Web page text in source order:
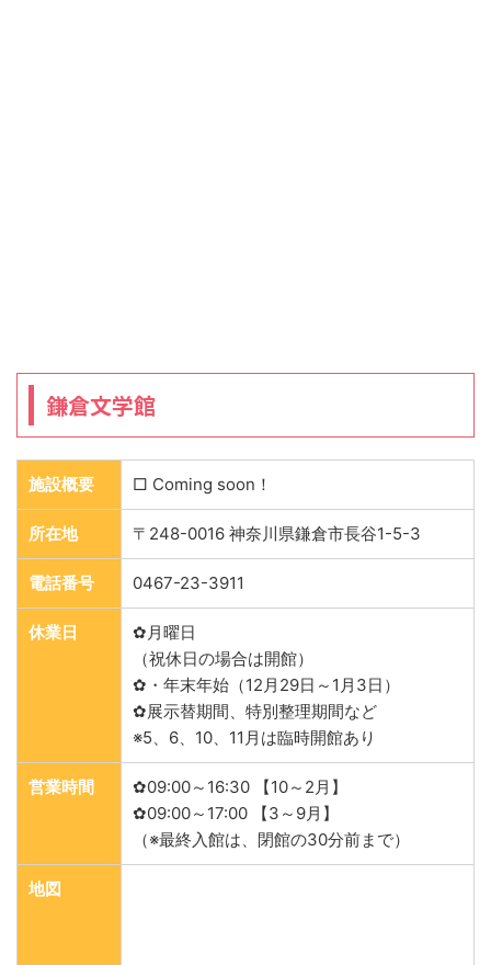
鎌倉文学館
施設概要 □ Coming soon！
所在地 〒248-0016 神奈川県鎌倉市長谷1-5-3
電話番号 0467-23-3911
休業日
✿月曜日
（祝休日の場合は開館）
✿・年末年始（12月29日～1月3日）
✿展示替期間、特別整理期間など
※5、6、10、11月は臨時開館あり
営業時間
✿09:00～16:30 【10～2月】
✿09:00～17:00 【3～9月】
（※最終入館は、閉館の30分前まで）
地図